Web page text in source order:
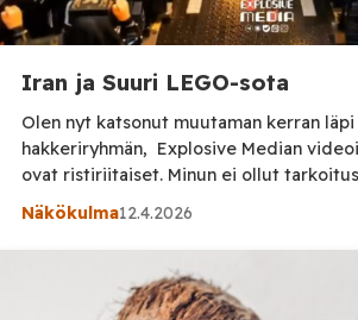
Iran ja Suuri LEGO-sota
Olen nyt katsonut muutaman kerran
hakkeriryhmän, Explosive Median
ovat ristiriitaiset. Minun ei ollut
ensimmäisenä tunnepohjalta, mutta
videot ovat informaatiosodankäyntiä ja
vaikuttaa tunteisiin. Explosive Median
Lego-hahmoja. Videot ovat propagandaa
Näkökulma12.4.2026